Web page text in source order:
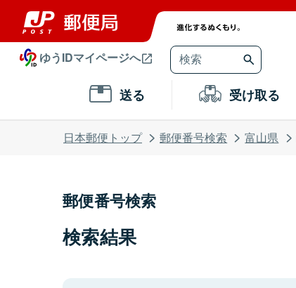
ゆうIDマイページへ
送る 受け取る
日本郵便トップ 郵便番号検索 富山県
郵便番号検索
検索結果